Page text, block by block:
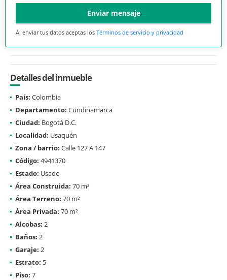
Enviar mensaje
Al enviar tus datos aceptas los Términos de servicio y privacidad
Detalles del inmueble
País: Colombia
Departamento: Cundinamarca
Ciudad: Bogotá D.C.
Localidad: Usaquén
Zona / barrio: Calle 127 A 147
Código: 4941370
Estado: Usado
Área Construida: 70 m²
Área Terreno: 70 m²
Área Privada: 70 m²
Alcobas: 2
Baños: 2
Garaje: 2
Estrato: 5
Piso: 7